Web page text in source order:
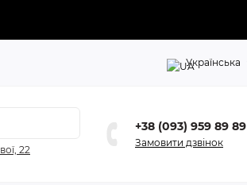
Українська
22
+38 (093) 959 89 89
Замовити дзвінок